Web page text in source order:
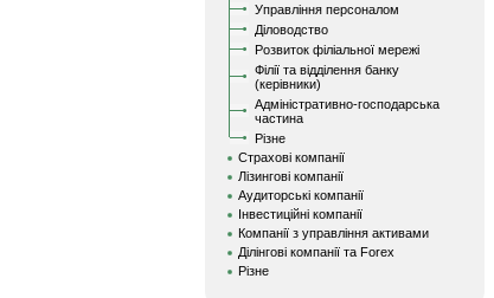
Управління персоналом
Діловодство
Розвиток філіальної мережі
Філії та відділення банку
(керівники)
Адміністративно-господарська
частина
Різне
Страхові компанії
Лізингові компанії
Аудиторські компанії
Інвестиційні компанії
Компанії з управління активами
Ділінгові компанії та Forex
Різне